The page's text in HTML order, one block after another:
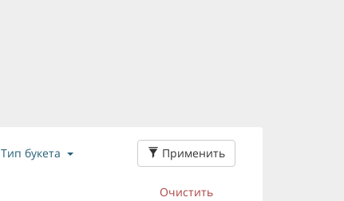
Тип букета Применить
Очистить